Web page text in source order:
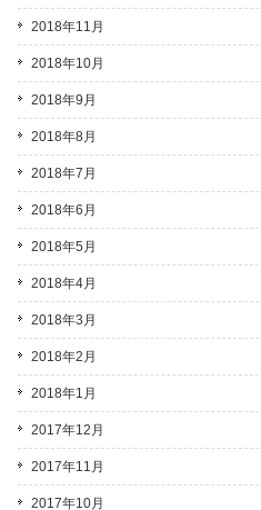
2018年11月
2018年10月
2018年9月
2018年8月
2018年7月
2018年6月
2018年5月
2018年4月
2018年3月
2018年2月
2018年1月
2017年12月
2017年11月
2017年10月